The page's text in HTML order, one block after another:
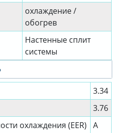
охлаждение /
обогрев
Настенные сплит
системы
3.34
3.76
охлаждения (EER)
A